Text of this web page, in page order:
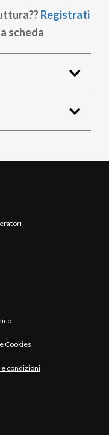
Registrati
scheda
Cookies
condizioni